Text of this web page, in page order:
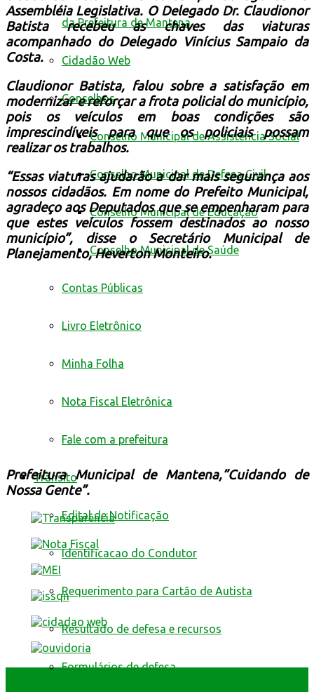
da Prefeitura de Mantena
Cidadão Web
Conselhos
Conselho Municipal de Assistência Social
Conselho Municipal de Defesa Civil
Conselho Municipal de Educação
Conselho Municipal de Saúde
Contas Públicas
Livro Eletrônico
Minha Folha
Nota Fiscal Eletrônica
Fale com a prefeitura
Trânsito
Edital de Notificação
Identificacao do Condutor
Requerimento para Cartão de Autista
Resultado de defesa e recursos
Formulários de defesa
Assembléia Legislativa. O Delegado Dr. Claudionor
Batistarecebeu as chaves das viaturas
acompanhadodo Delegado Vinícius Sampaio da
Costa.
Claudionor Batista, falou sobre a satisfação em
modernizar e reforçar a frota policial do município,
pois os veículos em boas condições são
imprescindíveis para que os policiais possam
realizar os trabalhos.
“Essas viaturas ajudarão a dar mais segurança aos
nossos cidadãos. Em nome do Prefeito Municipal,
agradeço aos Deputados que se empenharam para
que estes veículos fossem destinados ao nosso
município”, disse o Secretário Municipal de
Planejamento, Heverton Monteiro.
Prefeitura Municipal de Mantena,”Cuidando de
Nossa Gente”.